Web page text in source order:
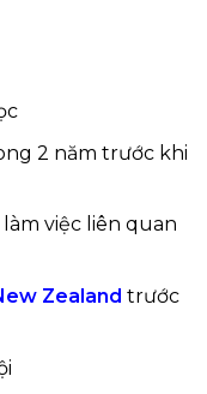
2 năm trước khi
việc liên quan
Zealand trước